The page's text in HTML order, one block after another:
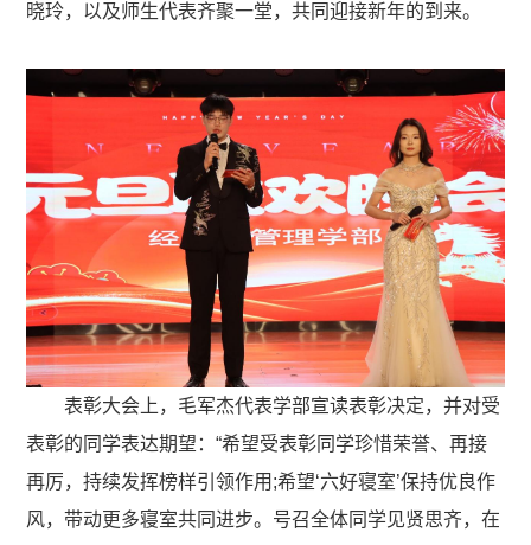
晓玲，以及师生代表齐聚一堂，共同迎接新年的到来。
表彰大会上，毛军杰代表学部宣读表彰决定，并对受
表彰的同学表达期望：“希望受表彰同学珍惜荣誉、再接
再厉，持续发挥榜样引领作用;希望‘六好寝室’保持优良作
风，带动更多寝室共同进步。号召全体同学见贤思齐，在